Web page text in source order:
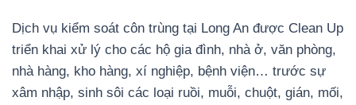
Dịch vụ kiểm soát côn trùng tại Long An được Clean Up
triển khai xử lý cho các hộ gia đình, nhà ở, văn phòng,
nhà hàng, kho hàng, xí nghiệp, bệnh viện… trước sự
xâm nhập, sinh sôi các loại ruồi, muỗi, chuột, gián, mối,